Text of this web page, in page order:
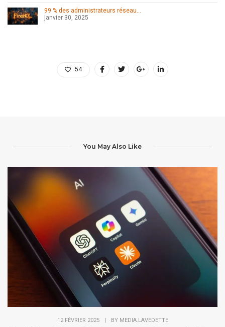
99 % des administrateurs réseau…
janvier 30, 2025
54
You May Also Like
12 FÉVRIER 2025 BY MEDIA.LAVEDETTE